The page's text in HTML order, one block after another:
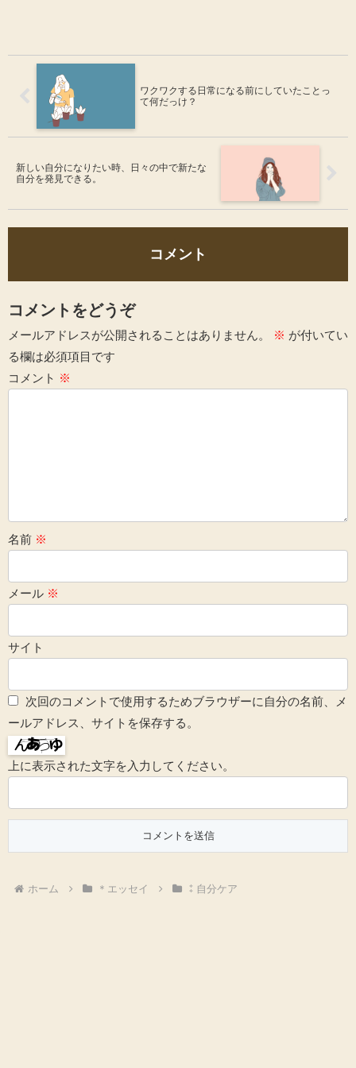
ワクワクする日常になる前にしていたことっ
て何だっけ？
新しい自分になりたい時、日々の中で新たな
自分を発見できる。
コメント
コメントをどうぞ
メールアドレスが公開されることはありません。 ※ が付いてい
る欄は必須項目です
コメント ※
名前 ※
メール ※
サイト
次回のコメントで使用するためブラウザーに自分の名前、メ
ールアドレス、サイトを保存する。
上に表示された文字を入力してください。
ホーム ＊エッセイ ⁑自分ケア